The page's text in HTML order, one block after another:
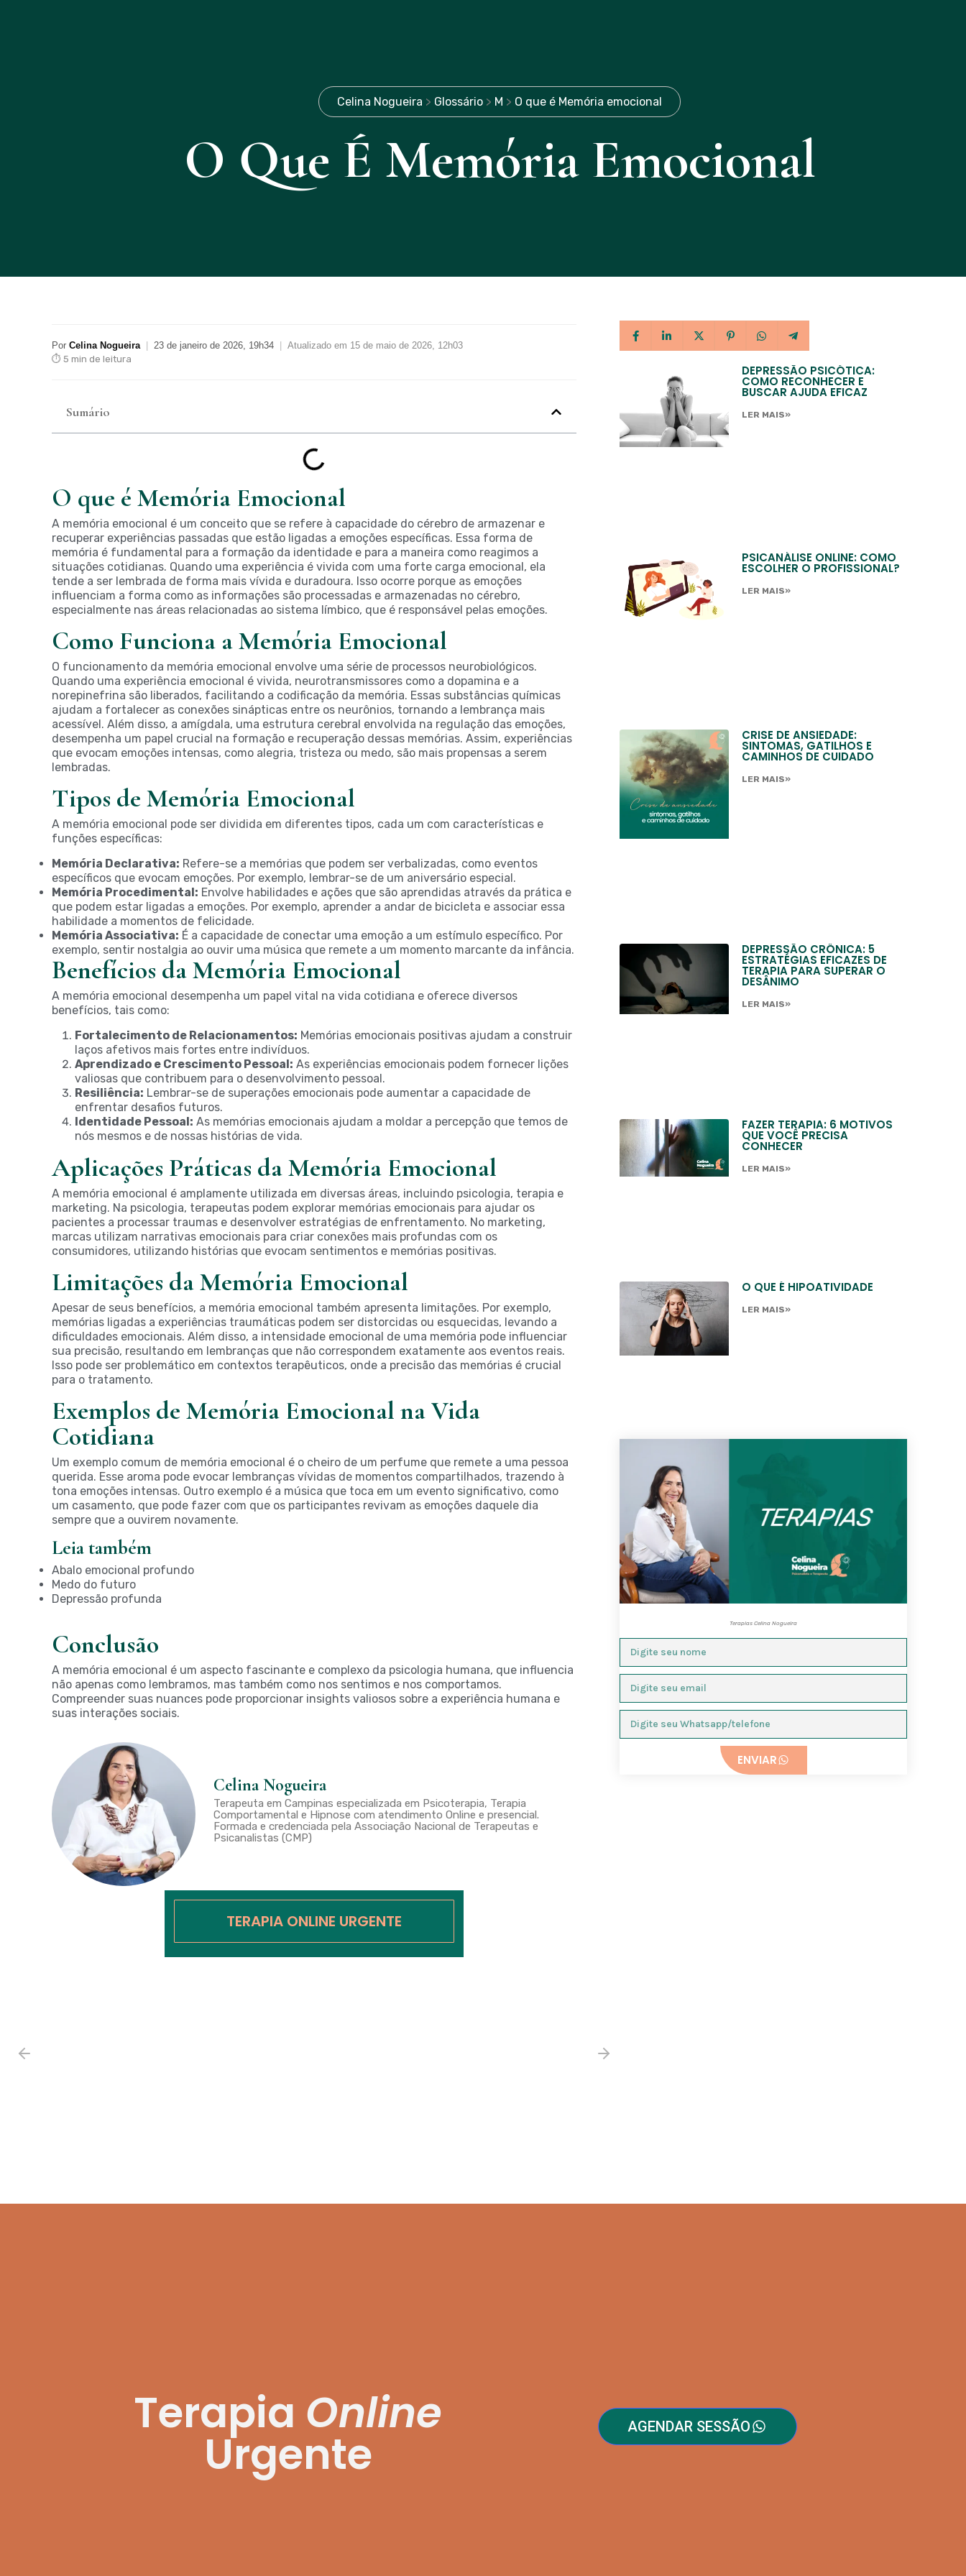
Celina Nogueira > Glossário > M > O que é Memória emocional
O Que É Memória Emocional
Por Celina Nogueira 23 de janeiro de 2026, 19h34
Atualizado em 15 de maio de 2026, 12h03
⏱ 5 min de leitura
Sumário
O que é Memória Emocional
A memória emocional é um conceito que se refere à capacidade do cérebro de armazenar e
recuperar experiências passadas que estão ligadas a emoções específicas. Essa forma de
memória é fundamental para a formação da identidade e para a maneira como reagimos a
situações cotidianas. Quando uma experiência é vivida com uma forte carga emocional, ela
tende a ser lembrada de forma mais vívida e duradoura. Isso ocorre porque as emoções
influenciam a forma como as informações são processadas e armazenadas no cérebro,
especialmente nas áreas relacionadas ao sistema límbico, que é responsável pelas emoções.
Como Funciona a Memória Emocional
O funcionamento da memória emocional envolve uma série de processos neurobiológicos.
Quando uma experiência emocional é vivida, neurotransmissores como a dopamina e a
norepinefrina são liberados, facilitando a codificação da memória. Essas substâncias químicas
ajudam a fortalecer as conexões sinápticas entre os neurônios, tornando a lembrança mais
acessível. Além disso, a amígdala, uma estrutura cerebral envolvida na regulação das emoções,
desempenha um papel crucial na formação e recuperação dessas memórias. Assim, experiências
que evocam emoções intensas, como alegria, tristeza ou medo, são mais propensas a serem
lembradas.
Tipos de Memória Emocional
A memória emocional pode ser dividida em diferentes tipos, cada um com características e
funções específicas:
Memória Declarativa: Refere-se a memórias que podem ser verbalizadas, como eventos
específicos que evocam emoções. Por exemplo, lembrar-se de um aniversário especial.
Memória Procedimental: Envolve habilidades e ações que são aprendidas através da prática e
que podem estar ligadas a emoções. Por exemplo, aprender a andar de bicicleta e associar essa
habilidade a momentos de felicidade.
Memória Associativa: É a capacidade de conectar uma emoção a um estímulo específico. Por
exemplo, sentir nostalgia ao ouvir uma música que remete a um momento marcante da infância.
Benefícios da Memória Emocional
A memória emocional desempenha um papel vital na vida cotidiana e oferece diversos
benefícios, tais como:
Fortalecimento de Relacionamentos: Memórias emocionais positivas ajudam a construir
laços afetivos mais fortes entre indivíduos.
Aprendizado e Crescimento Pessoal: As experiências emocionais podem fornecer lições
valiosas que contribuem para o desenvolvimento pessoal.
Resiliência: Lembrar-se de superações emocionais pode aumentar a capacidade de
enfrentar desafios futuros.
Identidade Pessoal: As memórias emocionais ajudam a moldar a percepção que temos de
nós mesmos e de nossas histórias de vida.
Aplicações Práticas da Memória Emocional
A memória emocional é amplamente utilizada em diversas áreas, incluindo psicologia, terapia e
marketing. Na psicologia, terapeutas podem explorar memórias emocionais para ajudar os
pacientes a processar traumas e desenvolver estratégias de enfrentamento. No marketing,
marcas utilizam narrativas emocionais para criar conexões mais profundas com os
consumidores, utilizando histórias que evocam sentimentos e memórias positivas.
Limitações da Memória Emocional
Apesar de seus benefícios, a memória emocional também apresenta limitações. Por exemplo,
memórias ligadas a experiências traumáticas podem ser distorcidas ou esquecidas, levando a
dificuldades emocionais. Além disso, a intensidade emocional de uma memória pode influenciar
sua precisão, resultando em lembranças que não correspondem exatamente aos eventos reais.
Isso pode ser problemático em contextos terapêuticos, onde a precisão das memórias é crucial
para o tratamento.
Exemplos de Memória Emocional na Vida
Cotidiana
Um exemplo comum de memória emocional é o cheiro de um perfume que remete a uma pessoa
querida. Esse aroma pode evocar lembranças vívidas de momentos compartilhados, trazendo à
tona emoções intensas. Outro exemplo é a música que toca em um evento significativo, como
um casamento, que pode fazer com que os participantes revivam as emoções daquele dia
sempre que a ouvirem novamente.
Leia também
Abalo emocional profundo
Medo do futuro
Depressão profunda
Conclusão
A memória emocional é um aspecto fascinante e complexo da psicologia humana, que influencia
não apenas como lembramos, mas também como nos sentimos e nos comportamos.
Compreender suas nuances pode proporcionar insights valiosos sobre a experiência humana e
suas interações sociais.
Celina Nogueira
Terapeuta em Campinas especializada em Psicoterapia, Terapia
Comportamental e Hipnose com atendimento Online e presencial.
Formada e credenciada pela Associação Nacional de Terapeutas e
Psicanalistas (CMP)
TERAPIA ONLINE URGENTE
DEPRESSÃO PSICÓTICA:
COMO RECONHECER E
BUSCAR AJUDA EFICAZ
LER MAIS»
PSICANÁLISE ONLINE: COMO
ESCOLHER O PROFISSIONAL?
LER MAIS»
CRISE DE ANSIEDADE:
SINTOMAS, GATILHOS E
CAMINHOS DE CUIDADO
LER MAIS»
DEPRESSÃO CRÔNICA: 5
ESTRATÉGIAS EFICAZES DE
TERAPIA PARA SUPERAR O
DESÂNIMO
LER MAIS»
FAZER TERAPIA: 6 MOTIVOS
QUE VOCÊ PRECISA
CONHECER
LER MAIS»
O QUE É HIPOATIVIDADE
LER MAIS»
Terapias Celina Nogueira
ENVIAR
Terapia Online
Urgente AGENDAR SESSÃO